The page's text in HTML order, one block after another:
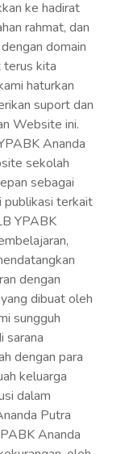
ke hadirat
rahmat, dan
domain
terus kita
haturkan
suport dan
Website ini.
Ananda
sekolah
sebagai
publikasi terkait
YPABK
dengan
dibuat oleh
sungguh
sarana
dengan para
keluarga
dalam
Putra
Ananda